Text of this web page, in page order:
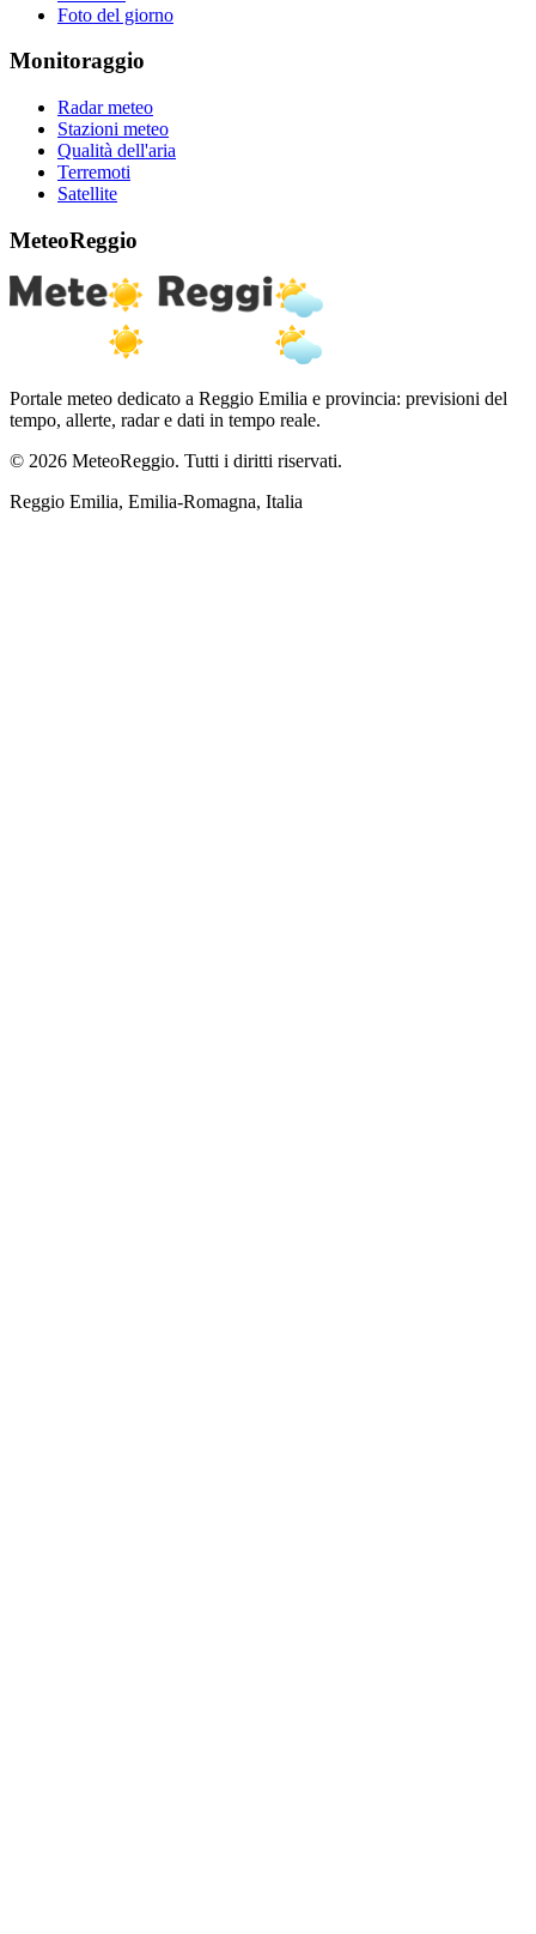
Foto del giorno
Monitoraggio
Radar meteo
Stazioni meteo
Qualità dell'aria
Terremoti
Satellite
MeteoReggio
Portale meteo dedicato a Reggio Emilia e provincia: previsioni del
tempo, allerte, radar e dati in tempo reale.
© 2026 MeteoReggio. Tutti i diritti riservati.
Reggio Emilia, Emilia-Romagna, Italia